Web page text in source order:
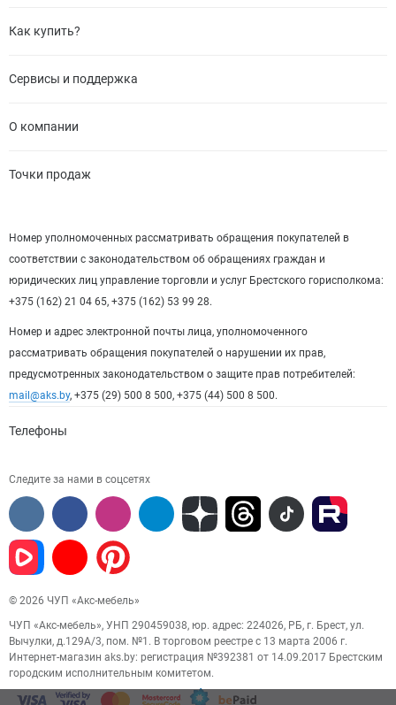
Как купить?
Сервисы и поддержка
О компании
Точки продаж
Номер уполномоченных рассматривать обращения покупателей в
соответствии с законодательством об обращениях граждан и
юридических лиц управление торговли и услуг Брестского горисполкома:
+375 (162) 21 04 65, +375 (162) 53 99 28.
Номер и адрес электронной почты лица, уполномоченного
рассматривать обращения покупателей о нарушении их прав,
предусмотренных законодательством о защите прав потребителей:
mail@aks.by, +375 (29) 500 8 500, +375 (44) 500 8 500.
Телефоны
Следите за нами в соцсетях
© 2026 ЧУП «Акс-мебель»
ЧУП «Акс-мебель», УНП 290459038, юр. адрес: 224026, РБ, г. Брест, ул.
Вычулки, д.129А/3, пом. №1. В торговом реестре с 13 марта 2006 г.
Интернет-магазин aks.by: регистрация №392381 от 14.09.2017 Брестским
городским исполнительным комитетом.